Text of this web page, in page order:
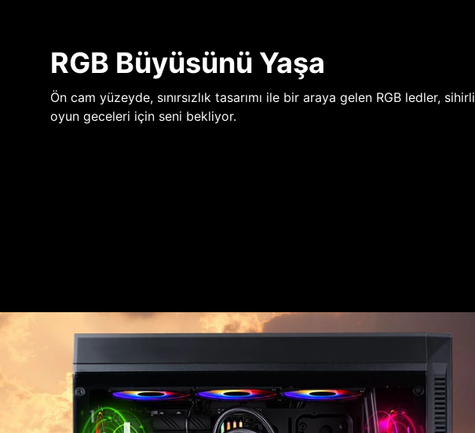
RGB Büyüsünü Yaşa
Ön cam yüzeyde, sınırsızlık tasarımı ile bir araya gelen RGB ledler, sihirli
oyun geceleri için seni bekliyor.